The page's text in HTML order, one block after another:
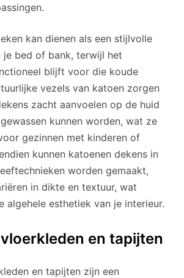
kan dienen als een stijlvolle
je bed of bank, terwijl het
blijft voor die koude
vezels van katoen zorgen
zacht aanvoelen op de huid
kunnen worden, wat ze
gezinnen met kinderen of
kunnen katoenen dekens in
worden gemaakt,
in dikte en textuur, wat
algehele esthetiek van je interieur.
en tapijten
en tapijten zijn een